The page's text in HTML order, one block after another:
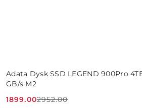
Adata Dysk SSD LEGEND 900Pro
GB/s M2
Cena
1899.00
Cena
2952.00